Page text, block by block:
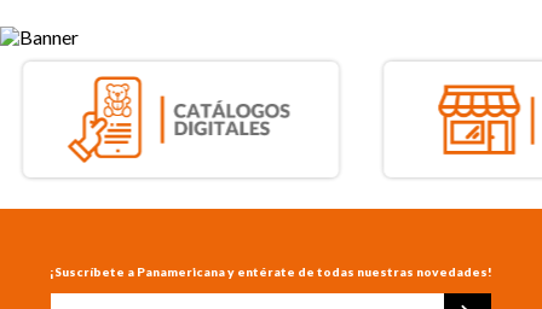
¡Suscríbete a Panamericana y entérate de todas nuestras novedades!